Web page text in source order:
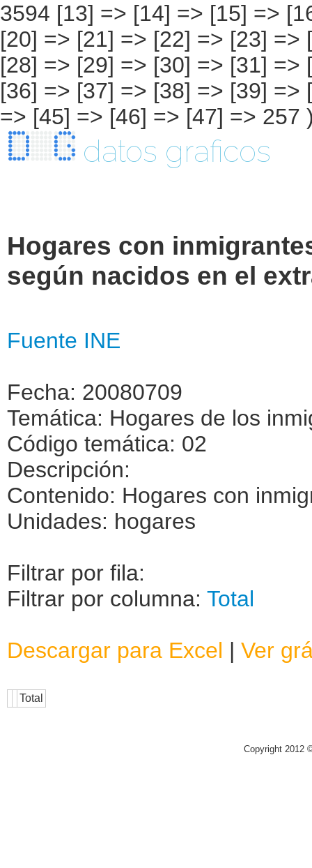
datos graficos
Hogares con
según nacidos en el
Fuente INE
Fecha: 20080709
Temática: Hogares de los
Código temática: 02
Descripción:
Contenido: Hogares con
Unidades: hogares
Filtrar por fila:
Filtrar por columna: Total
Descargar para Excel | Ver
Total
Copyright 2012